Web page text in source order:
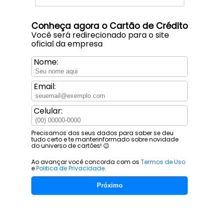
Conheça agora o Cartão de Crédito
Você será redirecionado para o site
oficial da empresa
Nome:
Email:
Celular:
Precisamos dos seus dados para saber se deu
tudo certo e te manterinformado sobre novidade
do universo de cartões! 😉
Ao avançar você concorda com os Termos de Uso
ePolitica de Privacidade.
Próximo